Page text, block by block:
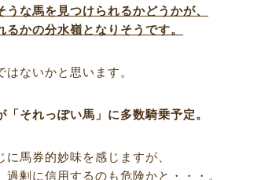
な馬を見つけられるかどうかが、
かの分水嶺となりそうです。
ないかと思います。
「それっぽい馬」に多数騎乗予定。
馬券的妙味を感じますが、
剰に信用するのも危険かと・・・。